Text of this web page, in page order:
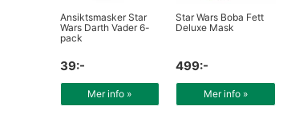
Ansiktsmasker Star
Wars Darth Vader 6-
pack
39:-
Mer info »
Star Wars Boba Fett
Deluxe Mask
499:-
Mer info »